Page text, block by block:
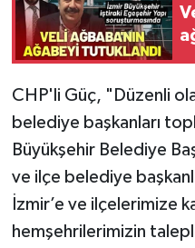
CHP'li Güç, "Düzenli
belediye başkanları
Büyükşehir Belediye
ve ilçe belediye
İzmir’e ve ilçelerimize
hemşehrilerimizin